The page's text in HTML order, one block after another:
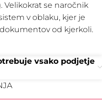
Velikokrat se naročnik
v oblaku, kjer je
od kjerkoli.
vsako podjetje